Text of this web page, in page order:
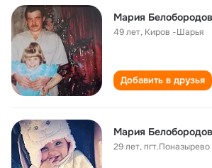
Мария
49 лет, Киров -Шарья
Добавить в друзья
Мария
29 лет,пгт.Поназырево